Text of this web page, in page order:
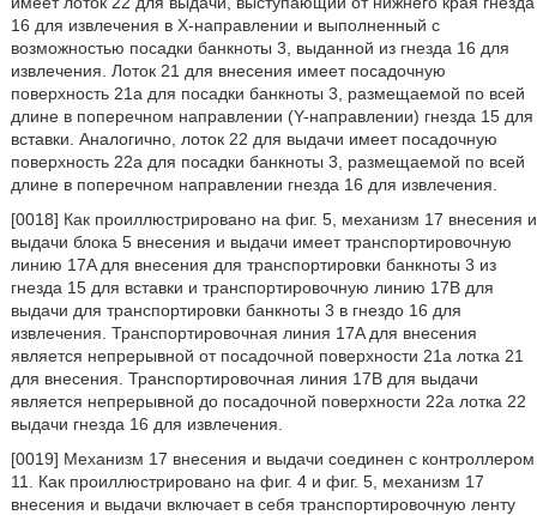
16 для извлечения в X-направлении и выполненный с
возможностью посадки банкноты 3, выданной из гнезда 16 для
извлечения. Лоток 21 для внесения имеет посадочную
поверхность 21a для посадки банкноты 3, размещаемой по всей
длине в поперечном направлении (Y-направлении) гнезда 15 для
вставки. Аналогично, лоток 22 для выдачи имеет посадочную
поверхность 22a для посадки банкноты 3, размещаемой по всей
длине в поперечном направлении гнезда 16 для извлечения.
[0018] Как проиллюстрировано на фиг. 5, механизм 17 внесения и
выдачи блока 5 внесения и выдачи имеет транспортировочную
линию 17A для внесения для транспортировки банкноты 3 из
гнезда 15 для вставки и транспортировочную линию 17B для
выдачи для транспортировки банкноты 3 в гнездо 16 для
извлечения. Транспортировочная линия 17A для внесения
является непрерывной от посадочной поверхности 21a лотка 21
для внесения. Транспортировочная линия 17B для выдачи
является непрерывной до посадочной поверхности 22a лотка 22
выдачи гнезда 16 для извлечения.
[0019] Механизм 17 внесения и выдачи соединен с контроллером
11. Как проиллюстрировано на фиг. 4 и фиг. 5, механизм 17
внесения и выдачи включает в себя транспортировочную ленту